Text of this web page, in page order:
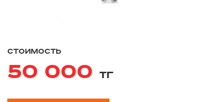
стоимость
50 000 тг